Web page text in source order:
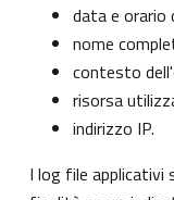
data e orario
nome
contesto
risorsa
indirizzo IP.
I log file applicativi